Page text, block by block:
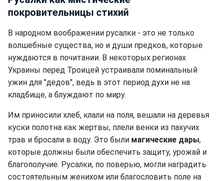
покровительницы стихий
В народном воображении русалки - это не только
волшебные существа, но и души предков, которые
нуждаются в почитании. В некоторых регионах
Украины перед Троицей устраивали поминальный
ужин для "дедов", ведь в этот период духи не на
кладбище, а блуждают по миру.
Им приносили хлеб, клали на поля, вешали на деревья
куски полотна как жертвы, плели венки из пахучих
трав и бросали в воду. Это были магические дары,
которые должны были обеспечить защиту, урожай и
благополучие. Русалки, по поверью, могли наградить
состоятельным женихом или благословить поле на